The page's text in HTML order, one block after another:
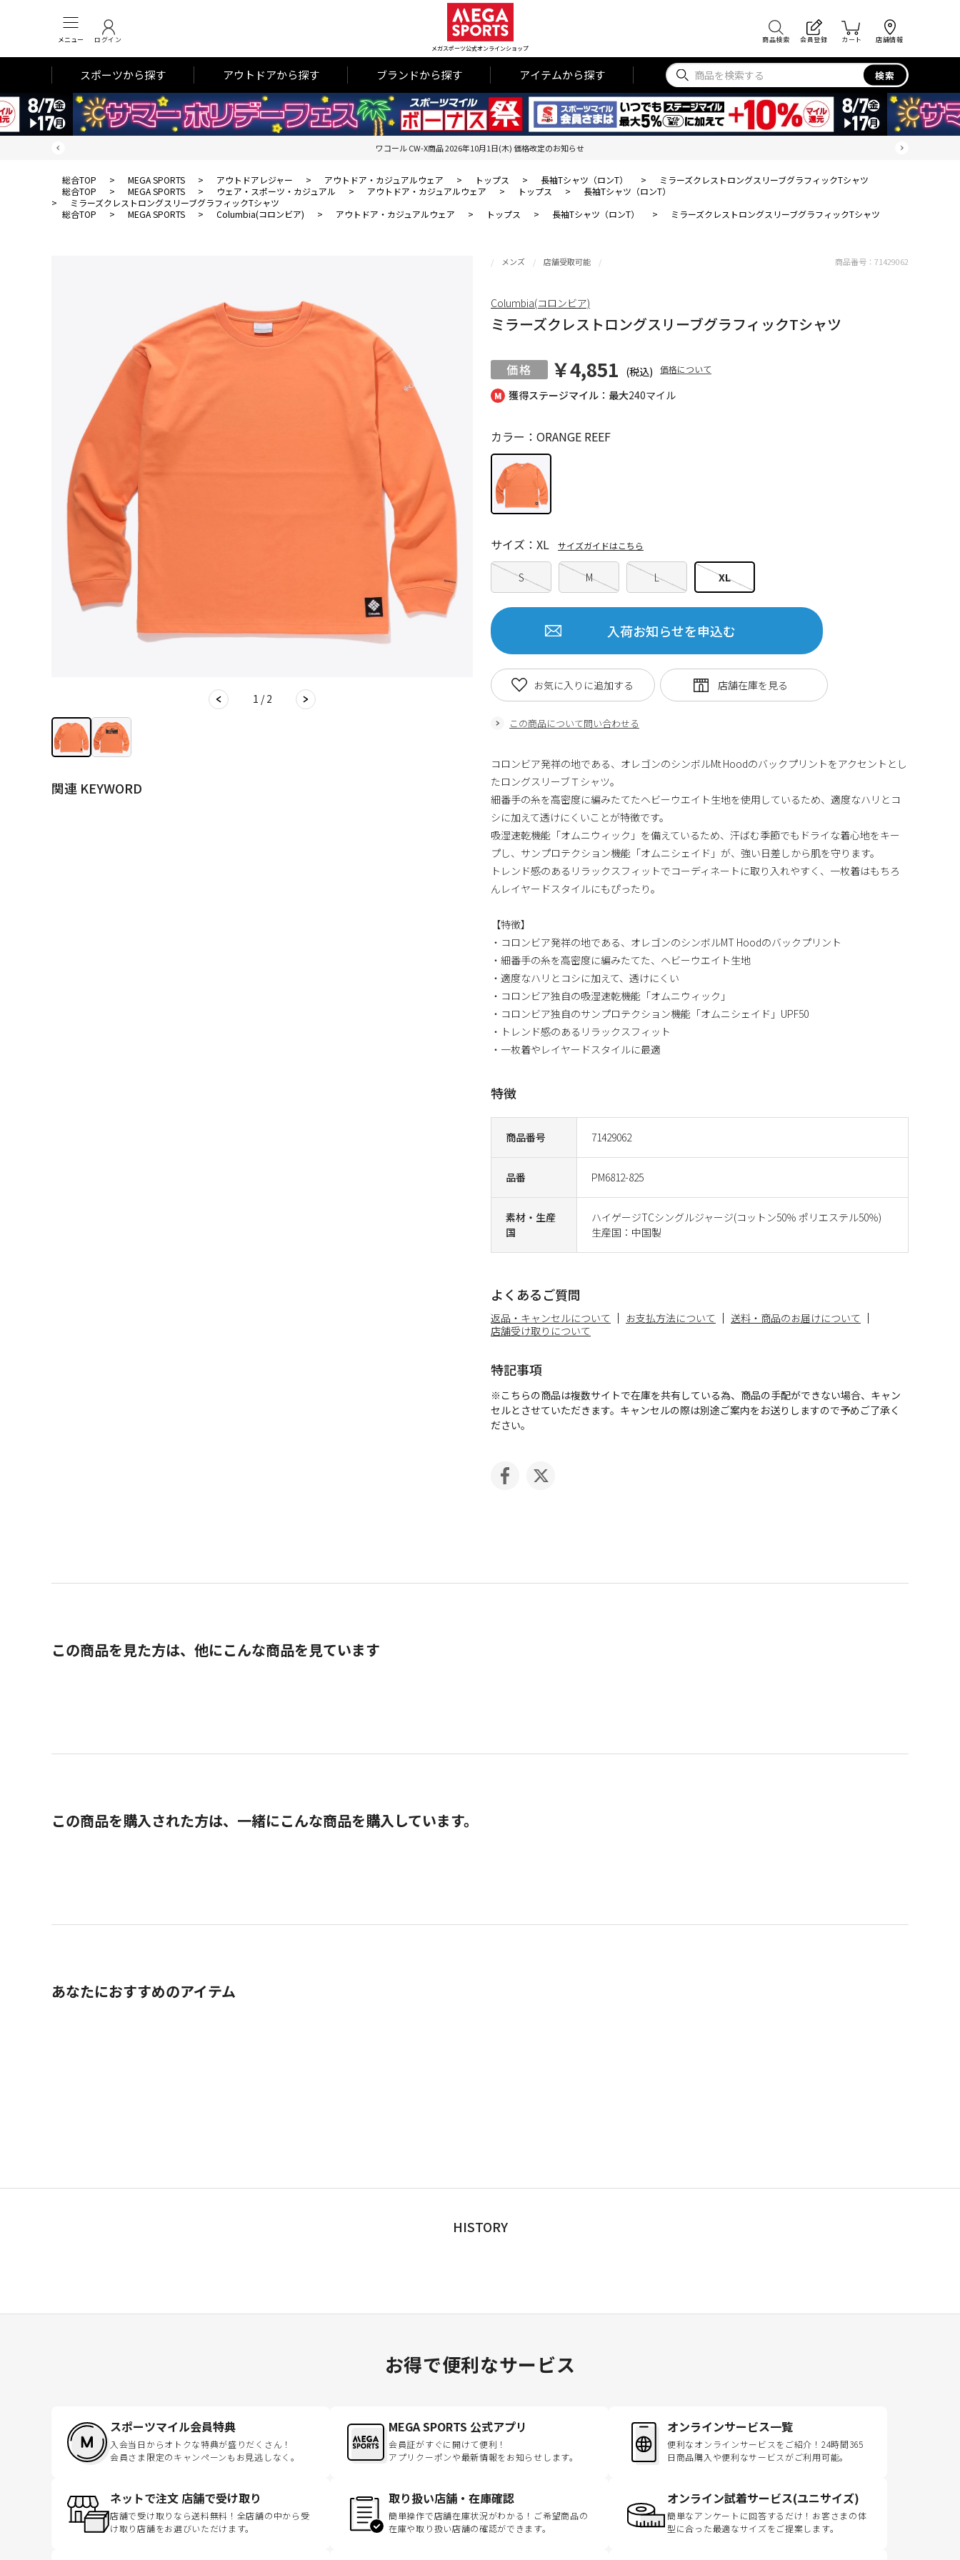
メニュー ログイン
メガスポーツ公式オンラインショップ
商品検索 会員登録 カート 店舗情報
スポーツから探す アウトドアから探す ブランドから探す アイテムから探す 検索
ワコール CW-X商品 2026年10月1日(木) 価格改定のお知らせ
総合TOP > MEGA SPORTS > アウトドアレジャー > アウトドア・カジュアルウェア > トップス > 長袖Tシャツ（ロンT） >
ミラーズクレストロングスリーブグラフィックTシャツ
総合TOP
> MEGA SPORTS > ウェア・スポーツ・カジュアル > アウトドア・カジュアルウェア > トップス >
長袖Tシャツ（ロンT）
>
ミラーズクレストロングスリーブグラフィックTシャツ
総合TOP
> MEGA SPORTS > Columbia(コロンビア) > アウトドア・カジュアルウェア > トップス > 長袖Tシャツ（ロンT） > ミラーズクレストロングスリーブグラフィックTシャツ
1 / 2
関連 KEYWORD
獲得ステージマイル：最大240マイル
メンズ 店舗受取可能
ミラーズクレストロングスリーブグラフィックTシャツ
￥4,851 (税込) 価格について
商品番号 71429062
品番 PM6812-825
素材・生産
国
ハイゲージTCシングルジャージ(コットン50％ ポリエステル50％)
生産国：中国製
カラー：ORANGE REEF
S M L XL
サイズ：XL サイズガイドはこちら
入荷お知らせを申込む
この商品について問い合わせる
お気に入りに追加する
商品番号： 71429062
Columbia(コロンビア)
コロンビア発祥の地である、オレゴンのシンボルMt Hoodのバックプリントをアクセントとし
たロングスリーブＴシャツ。
細番手の糸を高密度に編みたてたヘビーウエイト生地を使用しているため、適度なハリとコ
シに加えて透けにくいことが特徴です。
吸湿速乾機能「オムニウィック」を備えているため、汗ばむ季節でもドライな着心地をキー
プし、サンプロテクション機能「オムニシェイド」が、強い日差しから肌を守ります。
トレンド感のあるリラックスフィットでコーディネートに取り入れやすく、一枚着はもちろ
んレイヤードスタイルにもぴったり。
【特徴】
・コロンビア発祥の地である、オレゴンのシンボルMT Hoodのバックプリント
・細番手の糸を高密度に編みたてた、ヘビーウエイト生地
・適度なハリとコシに加えて、透けにくい
・コロンビア独自の吸湿速乾機能「オムニウィック」
・コロンビア独自のサンプロテクション機能「オムニシェイド」UPF50
・トレンド感のあるリラックスフィット
・一枚着やレイヤードスタイルに最適
特徴
よくあるご質問
返品・キャンセルについて お支払方法について
送料・商品のお届けについて
店舗受け取りについて
特記事項
※こちらの商品は複数サイトで在庫を共有している為、商品の手配ができない場合、キャン
セルとさせていただきます。キャンセルの際は別途ご案内をお送りしますので予めご了承く
ださい。
この商品を見た方は、他にこんな商品を見ています
この商品を購入された方は、一緒にこんな商品を購入しています。
あなたにおすすめのアイテム
HISTORY
お得で便利なサービス
スポーツマイル会員特典
入会当日からオトクな特典が盛りだくさん！
会員さま限定のキャンペーンもお見逃しなく。
MEGA SPORTS 公式アプリ
会員証がすぐに開けて便利！
アプリクーポンや最新情報をお知らせします。
オンラインサービス一覧
便利なオンラインサービスをご紹介！24時間365
日商品購入や便利なサービスがご利用可能。
ネットで注文 店舗で受け取り
店舗で受け取りなら送料無料！全店舗の中から受
け取り店舗をお選びいただけます。
取り扱い店舗・在庫確認
簡単操作で店舗在庫状況がわかる！ご希望商品の
在庫や取り扱い店舗の確認ができます。
オンライン試着サービス(ユニサイズ)
簡単なアンケートに回答するだけ！お客さまの体
型に合った最適なサイズをご提案します。